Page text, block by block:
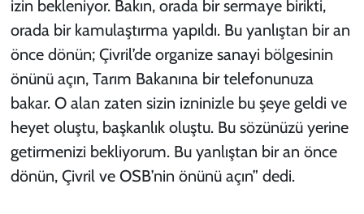
izin bekleniyor. Bakın, orada bir sermaye birikti,
orada bir kamulaştırma yapıldı. Bu yanlıştan bir an
önce dönün; Çivril’de organize sanayi bölgesinin
önünü açın, Tarım Bakanına bir telefonunuza
bakar. O alan zaten sizin izninizle bu şeye geldi ve
heyet oluştu, başkanlık oluştu. Bu sözünüzü yerine
getirmenizi bekliyorum. Bu yanlıştan bir an önce
dönün, Çivril ve OSB’nin önünü açın” dedi.